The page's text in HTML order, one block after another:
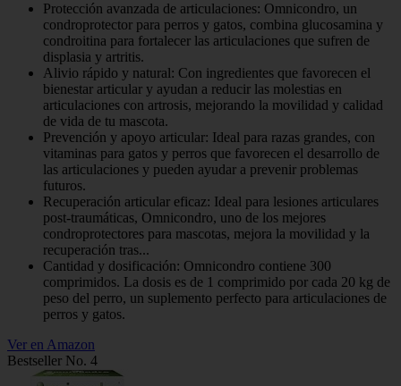
Protección avanzada de articulaciones: Omnicondro, un
condroprotector para perros y gatos, combina glucosamina y
condroitina para fortalecer las articulaciones que sufren de
displasia y artritis.
Alivio rápido y natural: Con ingredientes que favorecen el
bienestar articular y ayudan a reducir las molestias en
articulaciones con artrosis, mejorando la movilidad y calidad
de vida de tu mascota.
Prevención y apoyo articular: Ideal para razas grandes, con
vitaminas para gatos y perros que favorecen el desarrollo de
las articulaciones y pueden ayudar a prevenir problemas
futuros.
Recuperación articular eficaz: Ideal para lesiones articulares
post-traumáticas, Omnicondro, uno de los mejores
condroprotectores para mascotas, mejora la movilidad y la
recuperación tras...
Cantidad y dosificación: Omnicondro contiene 300
comprimidos. La dosis es de 1 comprimido por cada 20 kg de
peso del perro, un suplemento perfecto para articulaciones de
perros y gatos.
Ver en Amazon
Bestseller No. 4